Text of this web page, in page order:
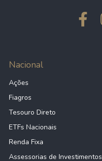
Nacional
Ações
Fiagros
Tesouro Direto
ETFs Nacionais
Renda Fixa
Assessorias de Investimentos